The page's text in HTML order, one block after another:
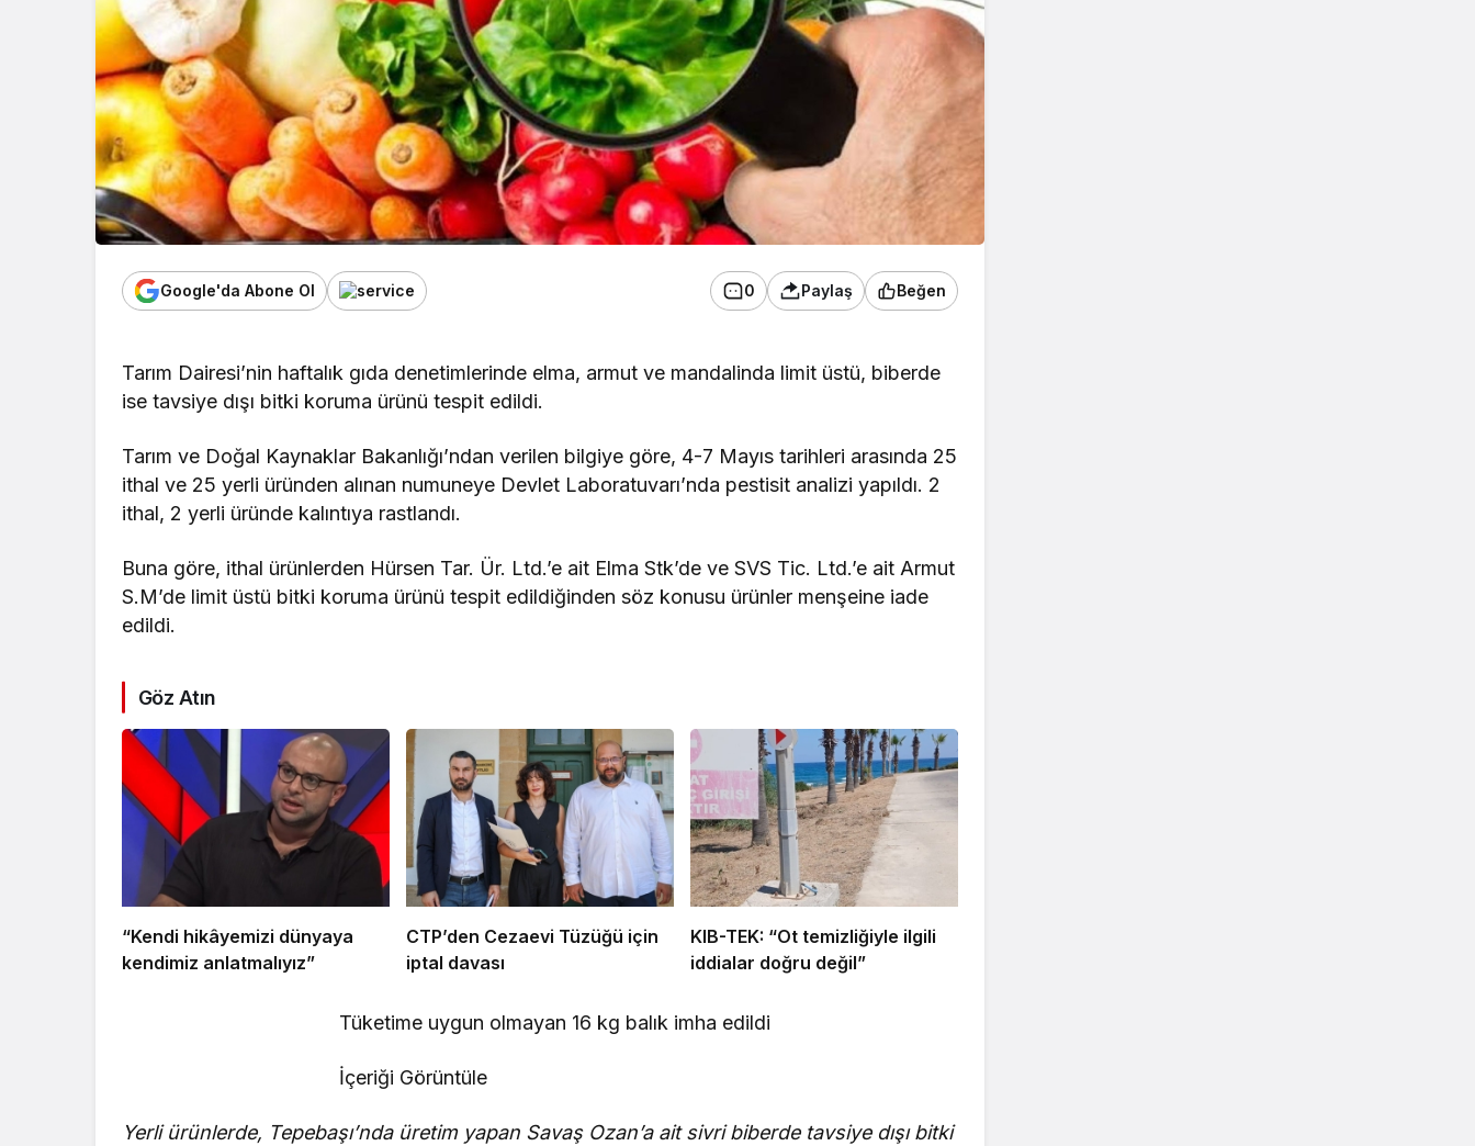
Google'da Abone Ol 0 Paylaş Beğen
Tarım Dairesi’nin haftalık gıda denetimlerinde elma, armut ve mandalinda limit üstü, biberde
ise tavsiye dışı bitki koruma ürünü tespit edildi.
Tarım ve Doğal Kaynaklar Bakanlığı’ndan verilen bilgiye göre, 4-7 Mayıs tarihleri arasında 25
ithal ve 25 yerli üründen alınan numuneye Devlet Laboratuvarı’nda pestisit analizi yapıldı. 2
ithal, 2 yerli üründe kalıntıya rastlandı.
Buna göre, ithal ürünlerden Hürsen Tar. Ür. Ltd.’e ait Elma Stk’de ve SVS Tic. Ltd.’e ait Armut
S.M’de limit üstü bitki koruma ürünü tespit edildiğinden söz konusu ürünler menşeine iade
edildi.
Göz Atın
“Kendi hikâyemizi dünyaya
kendimiz anlatmalıyız”
CTP’den Cezaevi Tüzüğü için
iptal davası
KIB-TEK: “Ot temizliğiyle ilgili
iddialar doğru değil”
Tüketime uygun olmayan 16 kg balık imha edildi
İçeriği Görüntüle
Yerli ürünlerde, Tepebaşı’nda üretim yapan Savaş Ozan’a ait sivri biberde tavsiye dışı bitki